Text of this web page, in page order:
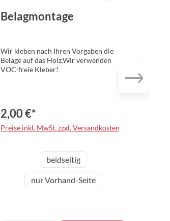
Belagmontage
Wir kleben nach Ihren Vorgaben die
Beläge auf das Holz.Wir verwenden
VOC-freie Kleber!
2,00 €*
Preise inkl. MwSt. zzgl. Versandkosten
auswählen
beidseitig
nur Vorhand-Seite